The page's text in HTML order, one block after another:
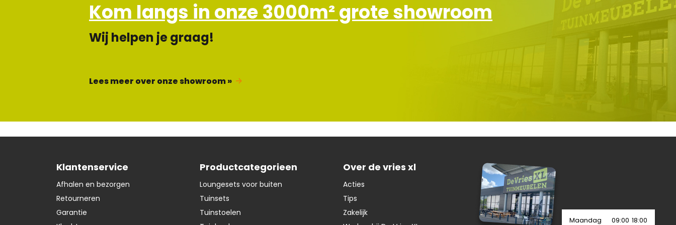
f
Kom langs in onze 3000m² grote showroom
Wij helpen je graag!
Lees meer over onze showroom »
Klantenservice
Afhalen en bezorgen
Retourneren
Garantie
Productcategorieen
Loungesets voor buiten
Tuinsets
Tuinstoelen
Over de vries xl
Acties
Tips
Zakelijk
Maandag 09:00 18:00